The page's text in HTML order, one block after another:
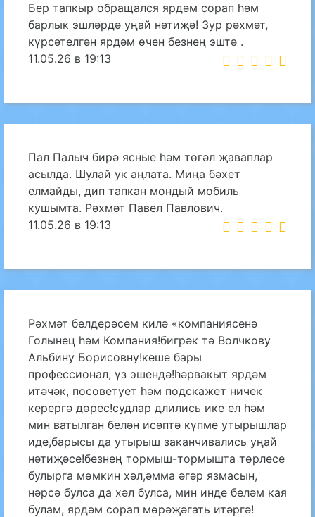
Бер тапкыр обращался ярдәм сорап һәм
барлык эшләрдә уңай нәтиҗә! Зур рәхмәт,
күрсәтелгән ярдәм өчен безнең эштә .
11.05.26 в 19:13
Пал Палыч бирә ясные һәм төгәл җаваплар
асылда. Шулай ук аңлата. Миңа бәхет
елмайды, дип тапкан мондый мобиль
кушымта. Рәхмәт Павел Павлович.
11.05.26 в 19:13
Рәхмәт белдерәсем килә «компаниясенә
Голынец һәм Компания!бигрәк тә Волчкову
Альбину Борисовну!кеше бары
профессионал, үз эшендә!һәрвакыт ярдәм
итәчәк, посоветует һәм подскажет ничек
керергә дөрес!судлар длились ике ел һәм
мин ватылган белән исәптә күпме утырышлар
иде,барысы да утырыш заканчивались уңай
нәтиҗәсе!безнең тормыш-тормышта төрлесе
булырга мөмкин хәл,әмма әгәр язмасын,
нәрсә булса да хәл булса, мин инде беләм кая
булам, ярдәм сорап мөрәҗәгать итәргә!